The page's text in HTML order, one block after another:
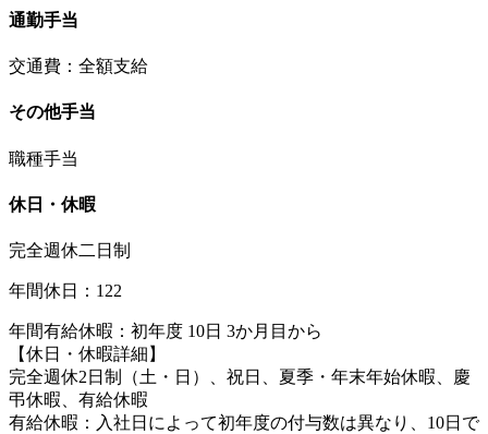
通勤手当
交通費：全額支給
その他手当
職種手当
休日・休暇
完全週休二日制
年間休日：122
年間有給休暇：初年度 10日 3か月目から
【休日・休暇詳細】
完全週休2日制（土・日）、祝日、夏季・年末年始休暇、慶
弔休暇、有給休暇
有給休暇：入社日によって初年度の付与数は異なり、10日で